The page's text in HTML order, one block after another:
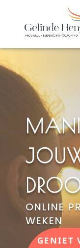
ONLINE
WEKEN
GENIET